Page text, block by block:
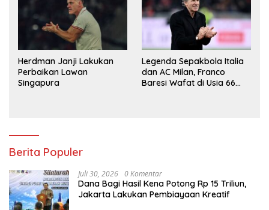
Herdman Janji Lakukan
Perbaikan Lawan
Singapura
Legenda Sepakbola Italia
dan AC Milan, Franco
Baresi Wafat di Usia 66
Berita Populer
Juli 30, 2026 0 Komentar
Dana Bagi Hasil Kena Potong Rp 15 Triliun,
Jakarta Lakukan Pembiayaan Kreatif